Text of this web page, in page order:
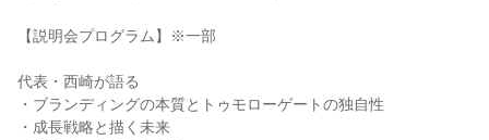
【説明会プログラム】※一部
代表・西崎が語る
・ブランディングの本質とトゥモローゲートの独自性
・成長戦略と描く未来